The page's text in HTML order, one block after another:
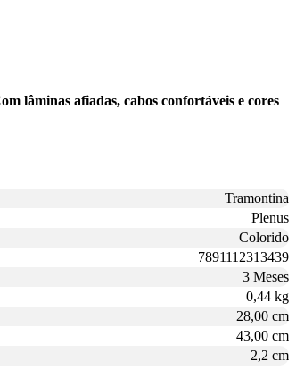
lâminas afiadas, cabos confortáveis e cores
Tramontina
Plenus
Colorido
7891112313439
3 Meses
0,44 kg
28,00 cm
43,00 cm
2,2 cm